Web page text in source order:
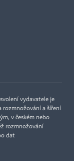
vydavatele je
rozmnožování a šíření
v českém nebo
rozmnožování
dat